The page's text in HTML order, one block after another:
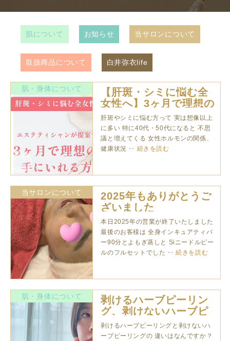
肌について お知らせ 当サロンについて
取扱商品について 白井弥衣life
肌・身体について
【肝斑・シミに悩む全
女性へ】3ヶ月で理想の
肌を手にれる方法
肝斑やシミに悩む方って 実は想像以上
に多い 特に40代・50代になると 不思
議と増えてくる 女性ホルモンの関係、
健康状況 ‥ 続きを読む
当サロンについて
2025年もありがとうご
ざいました
本日2025年の営業が終了いたしました
最後のお客様は 全身インキュアティバ
ー90分とよもぎ蒸しと Siニードルピー
ルのフルセットでした ‥続きを読む
肌・身体について
剥けるハーブピーリン
グ、剥けないハーブピ
ーリング
剥けるハーブピーリングと剥けないハ
ーブピーリングの 違いはなんですか？